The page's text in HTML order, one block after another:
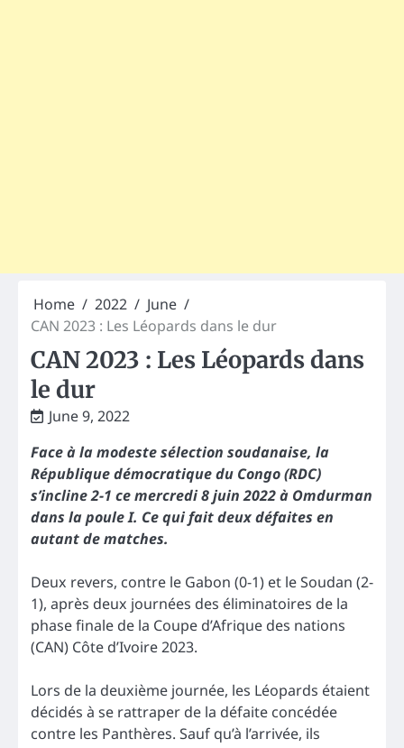
Home 2022
June
CAN 2023 : Les Léopards dans le dur
CAN 2023 : Les Léopards dans
le dur
June 9, 2022
Face à la modeste sélection soudanaise, la
République démocratique du Congo (RDC)
s’incline 2-1 ce mercredi 8 juin 2022 à Omdurman
dans la poule I. Ce qui fait deux défaites en
autant de matches.
Deux revers, contre le Gabon (0-1) et le Soudan (2-
1), après deux journées des éliminatoires de la
phase finale de la Coupe d’Afrique des nations
(CAN) Côte d’Ivoire 2023.
Lors de la deuxième journée, les Léopards étaient
décidés à se rattraper de la défaite concédée
contre les Panthères. Sauf qu’à l’arrivée, ils